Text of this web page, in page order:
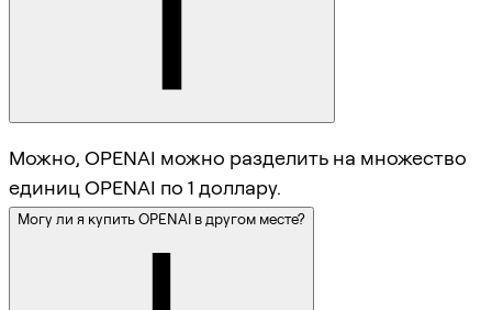
Можно, OPENAI можно разделить на множество
единиц OPENAI по 1 доллару.
Могу ли я купить OPENAI в другом месте?